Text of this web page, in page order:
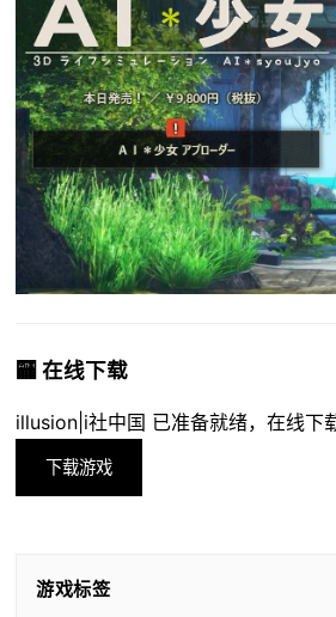
🏧 在线下载
illusion|i社中国 已准备就绪，在线下
下载游戏
游戏标签